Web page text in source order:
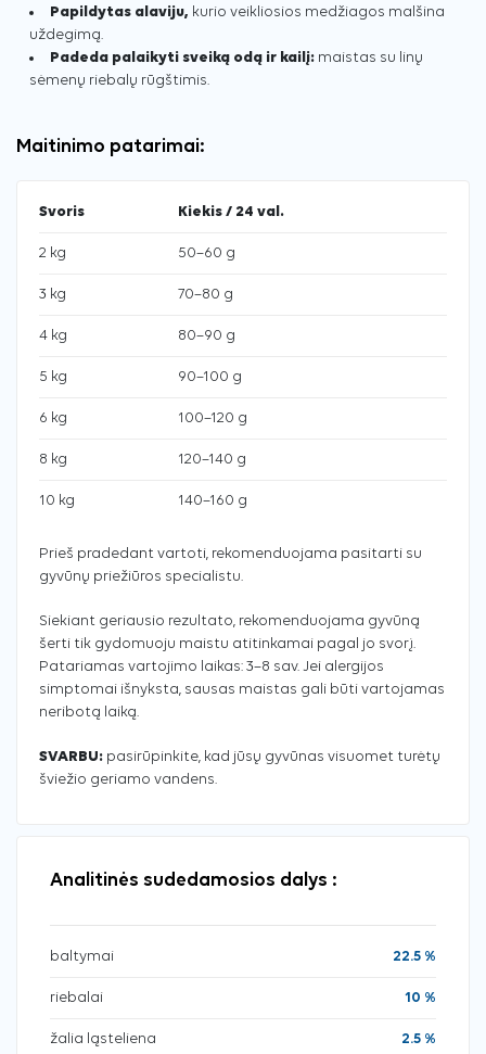
Papildytas alaviju, kurio veikliosios medžiagos malšina
uždegimą.
Padeda palaikyti sveiką odą ir kailį: maistas su linų
sėmenų riebalų rūgštimis.
Maitinimo patarimai:
Svoris Kiekis / 24 val.
2 kg 50–60 g
3 kg 70–80 g
4 kg 80–90 g
5 kg 90–100 g
6 kg 100–120 g
8 kg 120–140 g
10 kg 140–160 g
Prieš pradedant vartoti, rekomenduojama pasitarti su
gyvūnų priežiūros specialistu.
Siekiant geriausio rezultato, rekomenduojama gyvūną
šerti tik gydomuoju maistu atitinkamai pagal jo svorį.
Patariamas vartojimo laikas: 3–8 sav. Jei alergijos
simptomai išnyksta, sausas maistas gali būti vartojamas
neribotą laiką.
SVARBU: pasirūpinkite, kad jūsų gyvūnas visuomet turėtų
šviežio geriamo vandens.
Analitinės sudedamosios dalys :
baltymai 22.5 %
riebalai 10 %
žalia ląsteliena 2.5 %